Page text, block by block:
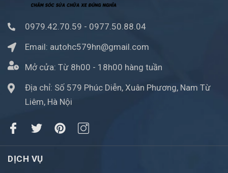
0979.42.70.59 - 0977.50.88.04
Email: autohc579hn@gmail.com
Mở cửa: Từ 8h00 - 18h00 hàng tuần
Địa chỉ: Số 579 Phúc Diễn, Xuân Phương, Nam Từ
Liêm, Hà Nội
DỊCH VỤ